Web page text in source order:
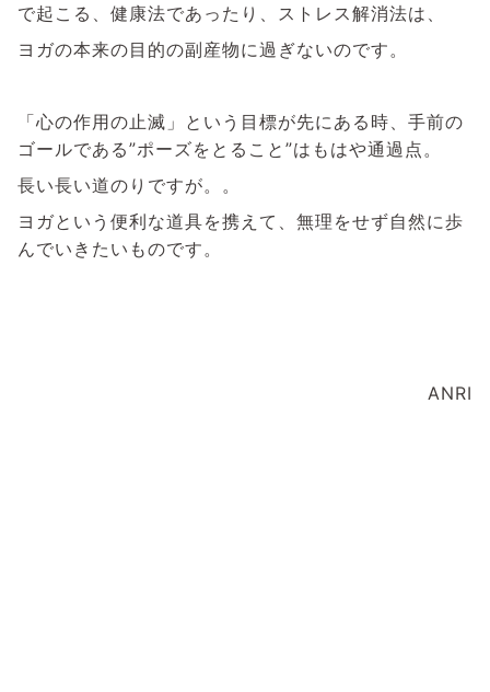
で起こる、健康法であったり、ストレス解消法は、
ヨガの本来の目的の副産物に過ぎないのです。
「心の作用の止滅」という目標が先にある時、手前の
ゴールである”ポーズをとること”はもはや通過点。
長い長い道のりですが。。
ヨガという便利な道具を携えて、無理をせず自然に歩
んでいきたいものです。
ANRI